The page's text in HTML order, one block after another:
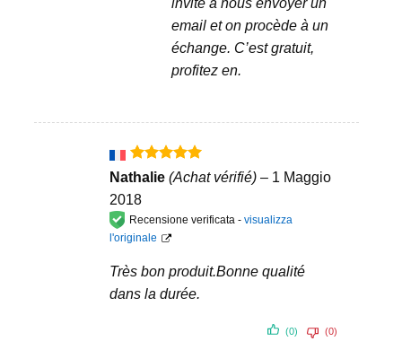
invite à nous envoyer un
email et on procède à un
échange. C’est gratuit,
profitez en.
Valutato5
Nathalie(Achat vérifié) – 1 Maggio
2018
Recensione verificata -visualizza
l'originale
Très bon produit.Bonne qualité
dans la durée.
(0) (0)